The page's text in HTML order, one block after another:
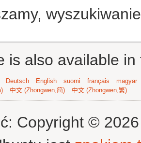
is also available
Deutsch English suomi français
magyar
中文 (Zhongwen,简) 中文 (Zhongwen,繁)
Copyright ©